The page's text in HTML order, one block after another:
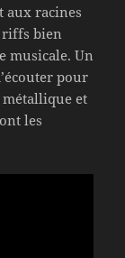
aux racines
riffs bien
musicale. Un
pour
et
les